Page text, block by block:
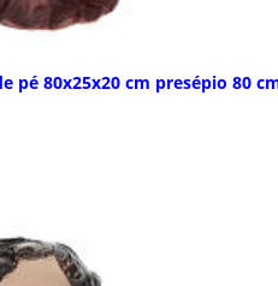
pé 80x25x20 cm presépio 80